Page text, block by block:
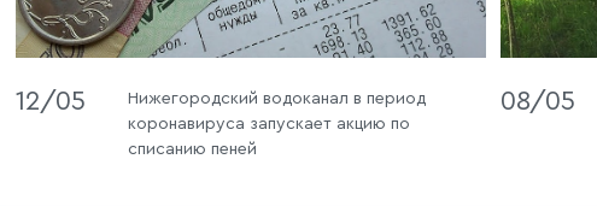
12/05
Нижегородский водоканал в период
коронавируса запускает акцию по
списанию пеней
08/05